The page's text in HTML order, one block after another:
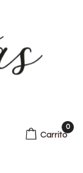
Carrito
0